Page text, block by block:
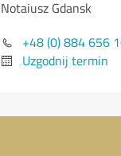
Notaiusz Gdansk
+48 (0) 884 656
Uzgodnij termin